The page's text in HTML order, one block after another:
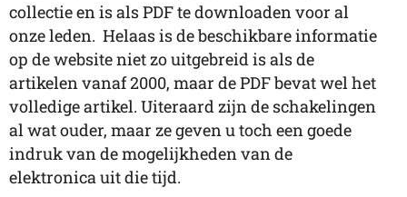
collectie en is als PDF te downloaden voor al
onze leden. Helaas is de beschikbare informatie
op de website niet zo uitgebreid is als de
artikelen vanaf 2000, maar de PDF bevat wel het
volledige artikel. Uiteraard zijn de schakelingen
al wat ouder, maar ze geven u toch een goede
indruk van de mogelijkheden van de
elektronica uit die tijd.